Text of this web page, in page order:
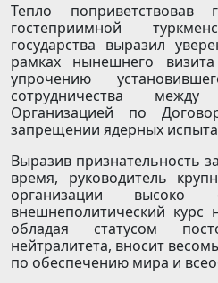
Тепло
гостеприимной
государства выразил
рамках нынешнего визита
упрочению
сотрудничества
Организацией по
запрещении ядерных
Выразив признательность
время, руководитель
организации высоко
внешнеполитический курс
обладая статусом
нейтралитета, вносит
по обеспечению мира и